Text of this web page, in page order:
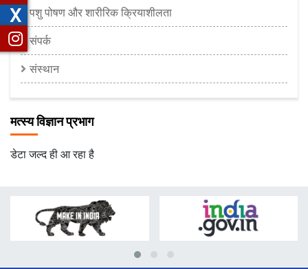
पशु पोषण और शारीरिक क्रियाशीलता
संपर्क
संस्थान
मत्स्य विज्ञान प्रभाग
डेटा जल्द ही आ रहा है
X